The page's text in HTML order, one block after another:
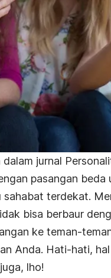
jurnal
pasangan beda
sahabat terdekat.
bisa berbaur
ke teman-
Anda. Hati-hati,
lho!